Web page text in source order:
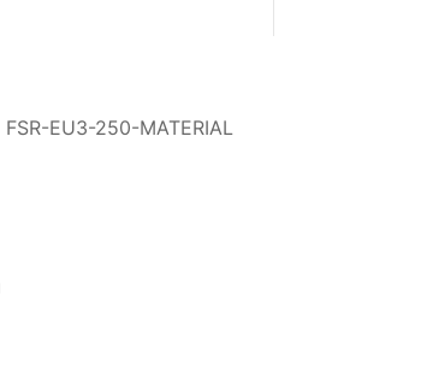
EU3-250-MATERIAL